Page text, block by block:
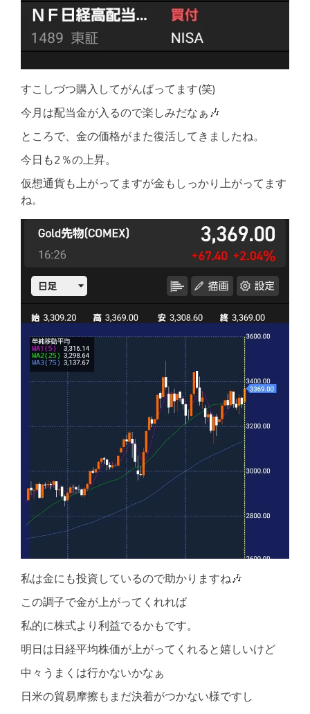
すこしづつ購入してがんばってます(笑)
今月は配当金が入るので楽しみだなぁ🎶
ところで、金の価格がまた復活してきましたね。
今日も2％の上昇。
仮想通貨も上がってますが金もしっかり上がってます
ね。
私は金にも投資しているので助かりますね🎶
この調子で金が上がってくれれば
私的に株式より利益でるかもです。
明日は日経平均株価が上がってくれると嬉しいけど
中々うまくは行かないかなぁ
日米の貿易摩擦もまだ決着がつかない様ですし